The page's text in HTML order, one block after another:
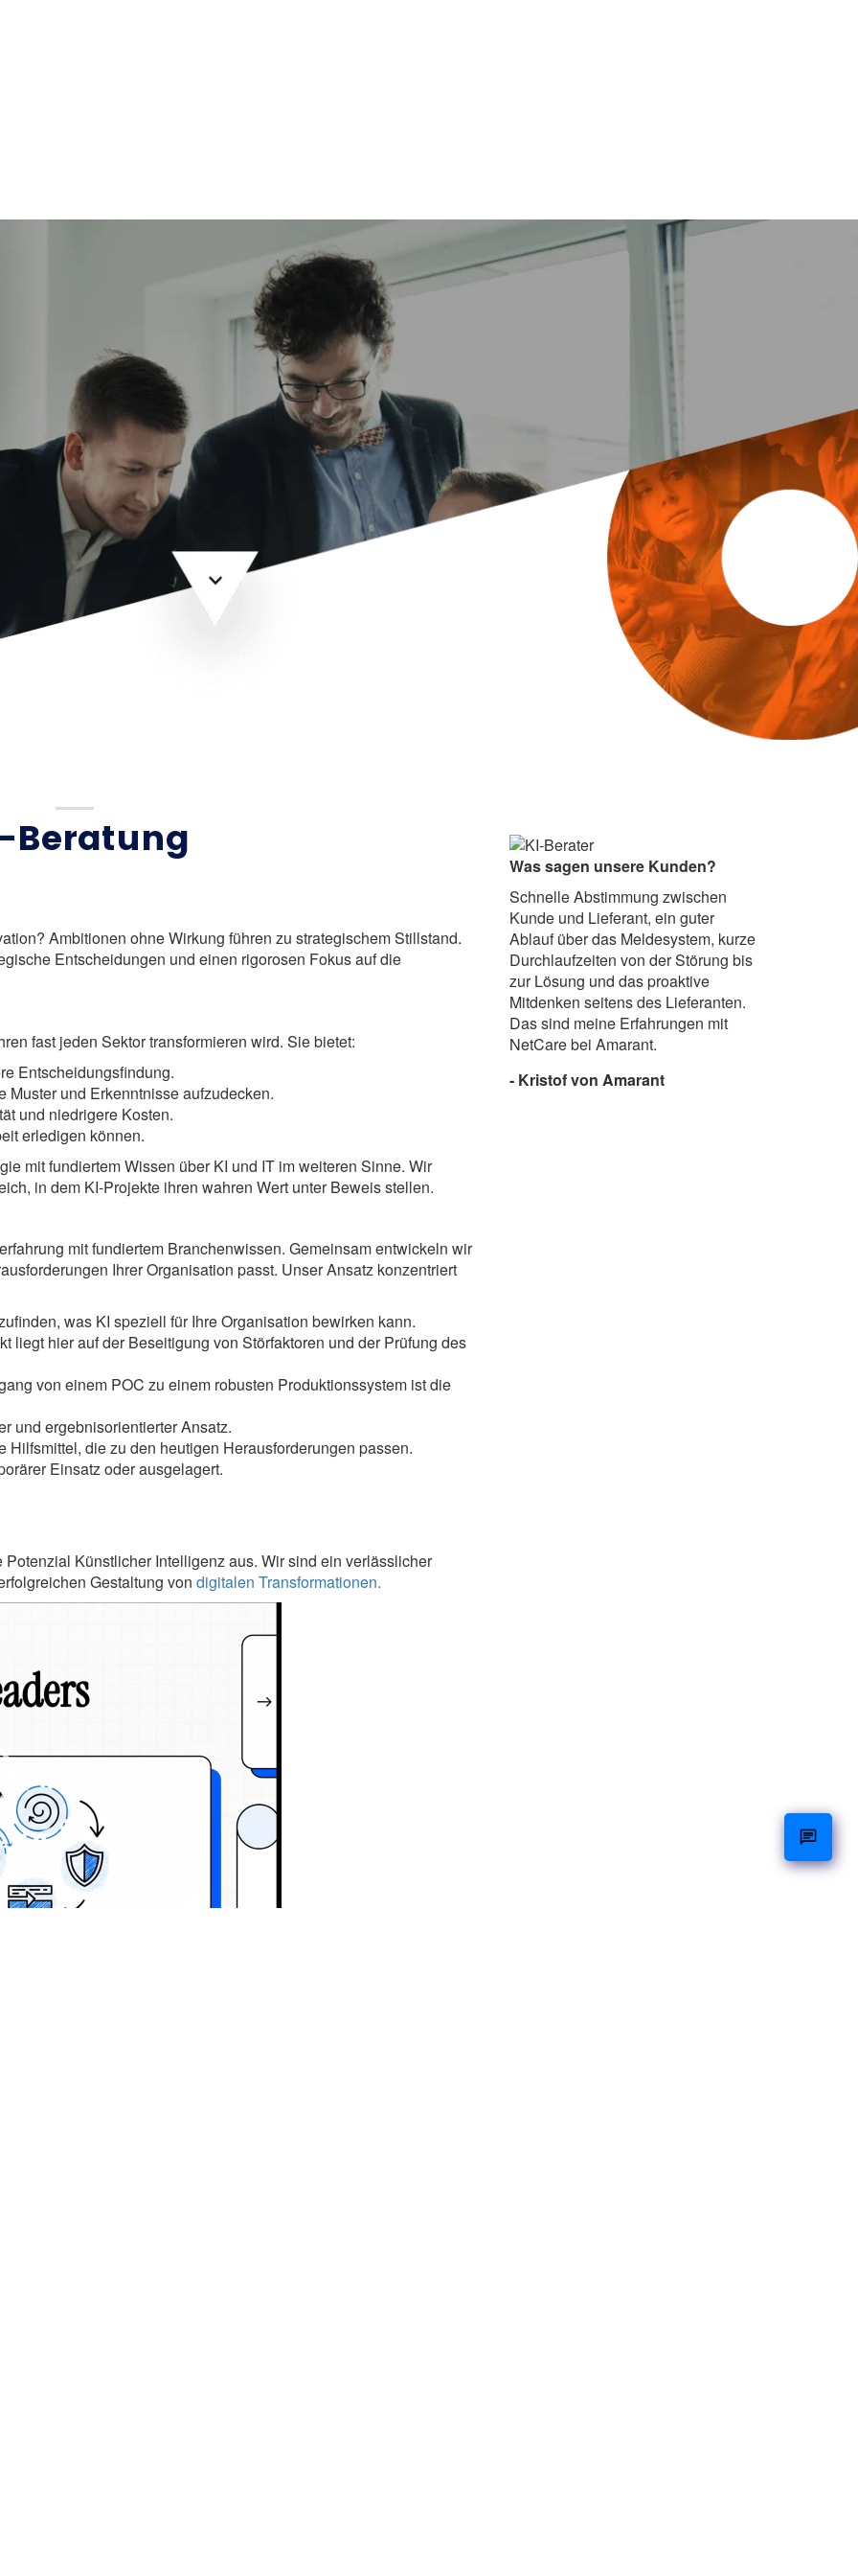
Beratung
Ambitionen ohne Wirkung führen zu strategischem Stillstand.
Entscheidungen und einen rigorosen Fokus auf die
fast jeden Sektor transformieren wird. Sie bietet:
Entscheidungsfindung.
Muster und Erkenntnisse aufzudecken.
und niedrigere Kosten.
erledigen können.
mit fundiertem Wissen über KI und IT im weiteren Sinne. Wir
in dem KI-Projekte ihren wahren Wert unter Beweis stellen.
mit fundiertem Branchenwissen. Gemeinsam entwickeln wir
Ihrer Organisation passt. Unser Ansatz konzentriert
was KI speziell für Ihre Organisation bewirken kann.
liegt hier auf der Beseitigung von Störfaktoren und der Prüfung des
von einem POC zu einem robusten Produktionssystem ist die
und ergebnisorientierter Ansatz.
Hilfsmittel, die zu den heutigen Herausforderungen passen.
Einsatz oder ausgelagert.
Künstlicher Intelligenz aus. Wir sind ein verlässlicher
Gestaltung von digitalen Transformationen.
Was sagen unsere Kunden?
Schnelle Abstimmung zwischen
Kunde und Lieferant, ein guter
Ablauf über das Meldesystem, kurze
Durchlaufzeiten von der Störung bis
zur Lösung und das proaktive
Mitdenken seitens des Lieferanten.
Das sind meine Erfahrungen mit
NetCare bei Amarant.
- Kristof von Amarant